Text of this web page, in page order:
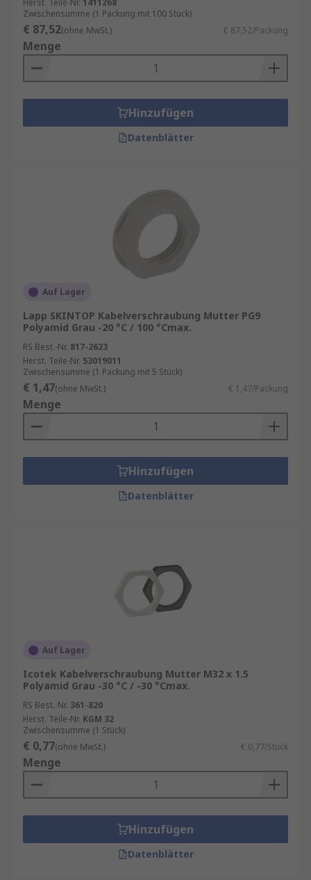
Herst. Teile-Nr. 1411268
Zwischensumme (1 Packung mit 100 Stück)
€ 87,52(ohne MwSt.) € 87,52/Packung
Menge
Hinzufügen
Datenblätter
Auf Lager
Lapp SKINTOP Kabelverschraubung Mutter PG9
Polyamid Grau -20 °C / 100 °Cmax.
RS Best.-Nr. 817-2623
Herst. Teile-Nr. 53019011
Zwischensumme (1 Packung mit 5 Stück)
€ 1,47(ohne MwSt.) € 1,47/Packung
Menge
Hinzufügen
Datenblätter
Auf Lager
Icotek Kabelverschraubung Mutter M32 x 1.5
Polyamid Grau -30 °C / -30 °Cmax.
RS Best.-Nr. 361-820
Herst. Teile-Nr. KGM 32
Zwischensumme (1 Stück)
€ 0,77(ohne MwSt.) € 0,77/Stück
Menge
Hinzufügen
Datenblätter